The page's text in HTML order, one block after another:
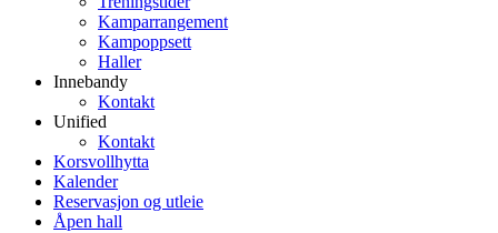
Kamparrangement
Kampoppsett
Haller
Innebandy
Kontakt
Unified
Kontakt
Korsvollhytta
Kalender
Reservasjon og utleie
Åpen hall